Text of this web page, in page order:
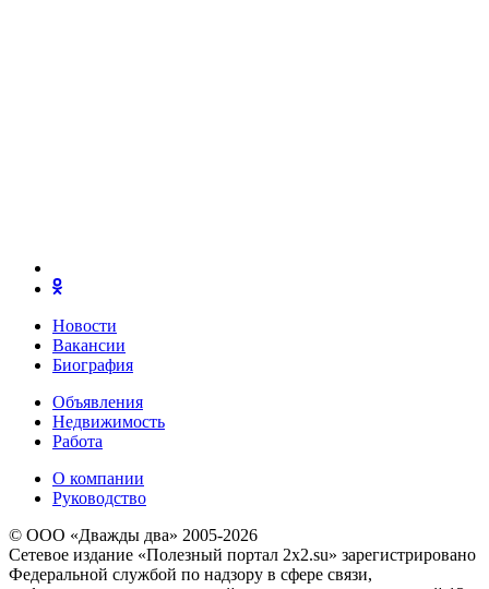
Новости
Вакансии
Биография
Объявления
Недвижимость
Работа
О компании
Руководство
© ООО «Дважды два» 2005-2026
Сетевое издание «Полезный портал 2x2.su» зарегистрировано
Федеральной службой по надзору в сфере связи,